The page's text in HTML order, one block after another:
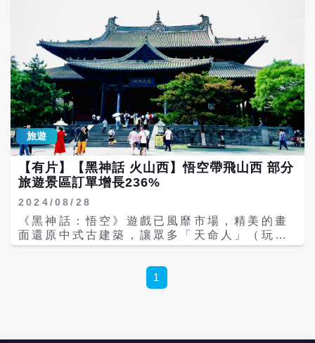
的彩燈和餐廳的不午睡嗎？其實，山西還把流
量和宣傳與待客的誠意緊緊結合在一起。 在
《黑神話》發布之前，遊戲製作方和山西省先
就合拍宣傳小片。沒想到效果超出預期的好，
遊客數量遠超預期。玉皇廟見狀，簡化了預約
流程，現場拿身分證也可以預約。多年來一直
處於關閉狀態的高平鐵佛寺也開放了。玉皇廟
也開放還把參觀時間從早上9點到17點延長到
早上8點半到18點。 各個旅行社紛紛推出《黑
神話》打卡專線。小西天因為位置較偏僻、和
其他景點不順路，很少被納入一般的行程中。
如今，作為《黑神話》的取景地，原本「幾乎
一個人可以包場」的小西天，已經擠滿了「天
命人」（遊戲玩家）。 有的旅遊專線很長，涵
蓋了山西最北端的雲岡石窟一直到最南端的關
帝廟都，可很少有人能走完全程，如果想好好
玩一趟「最少要半個月起跳」。一般的遊客會
選擇只在大同玩。因為在大同的景點集中，遊
噴式的客流，但還是有著源源不絕的人流。有
遊戲內各取景地的旅遊業，再到電腦硬體和外
賣產業幾乎把不少行業都帶來龐大的商機。電
腦市場的生意一下子就活過來了。好多商店都
買電腦送周邊，鄭州一電腦城市場，銷量翻
倍，不少商家已經眉飛色舞，齜牙咧嘴，笑的
合不攏嘴了。這款遊戲對顯卡要求比較高，不
少玩家要升級就直接換電腦！ 瑞幸咖啡的嗅覺
也是敏銳的，8月19日，瑞幸在其官方公眾微
信號上宣布，攜手《黑神話：悟空》上線了新
品騰雲美式、聯名主題店，同時推出周邊黑神
話3D限定海報，8月19日起，購買門店指定套
餐送黑神話限定A4光柵變幻卡*1張。活動上線
1小時左右，聯名光柵變幻卡就沒了，有網友
為了搶一張光柵卡變幻卡6點多就到瑞幸咖啡
門店蹲守，火爆程度可見一斑。 瑞幸咖啡通過
這次聯名活動再次引發了社交媒體上的熱潮，
對於瑞幸來說，這次聯名的爆火，是繼醬香拿
鐵之後的再次現象級刷屏。 瑞幸此次聯名的
而正是這次聯名的爆火，讓大家看到了男性消
旅遊
【有片】【黑神話 火山西】悟空帶飛山西 部分
旅遊景區訂單增長236%
2024/08/28
《黑神話：悟空》遊戲已風靡市場，精美的畫
面還原中式古建築，讓眾多「天命人」（玩
家）嘆為觀止，也連帶使「出鏡率」最高的山
話：悟空》在全大陸選取了36個景點作為遊戲
1